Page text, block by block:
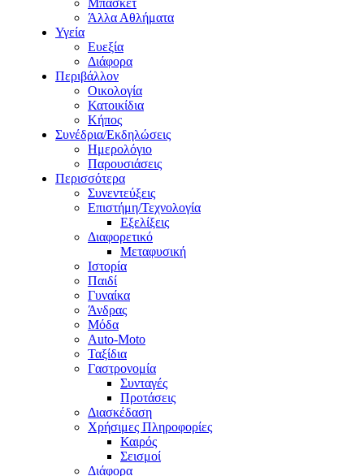
Μπάσκετ
Άλλα Αθλήματα
Υγεία
Ευεξία
Διάφορα
Περιβάλλον
Οικολογία
Κατοικίδια
Κήπος
Συνέδρια/Εκδηλώσεις
Ημερολόγιο
Παρουσιάσεις
Περισσότερα
Συνεντεύξεις
Επιστήμη/Τεχνολογία
Εξελίξεις
Διαφορετικό
Μεταφυσική
Ιστορία
Παιδί
Γυναίκα
Άνδρας
Μόδα
Auto-Moto
Ταξίδια
Γαστρονομία
Συνταγές
Προτάσεις
Διασκέδαση
Χρήσιμες Πληροφορίες
Καιρός
Σεισμοί
Διάφορα